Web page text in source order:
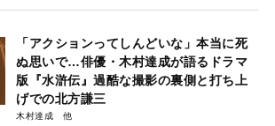
「アクションってしんどいな」本当に死
ぬ思いで…俳優・木村達成が語るドラマ
版『水滸伝』過酷な撮影の裏側と打ち上
げでの北方謙三
木村達成